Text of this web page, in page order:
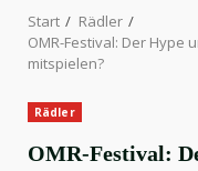
Start
Rädler
OMR-Festival: Der Hype
mitspielen?
Rädler
OMR-Festival: